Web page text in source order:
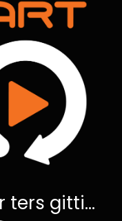
ters gitti...